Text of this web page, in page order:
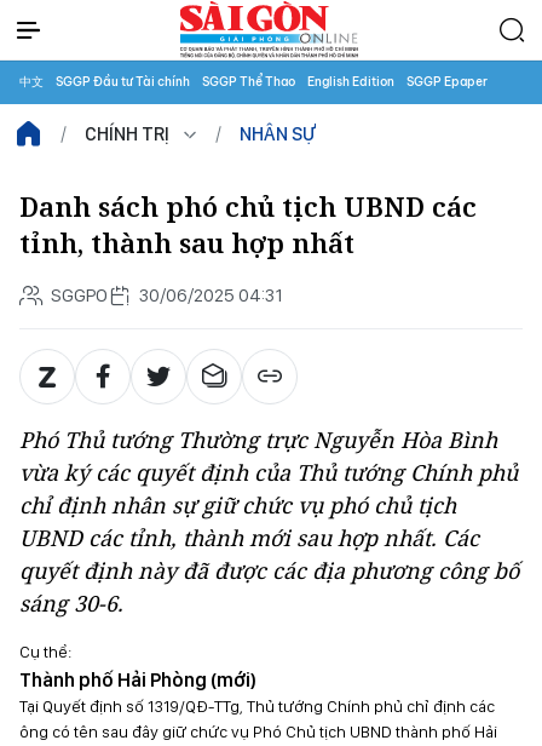
中文 SGGP Đầu tư Tài chính SGGP Thể Thao English Edition SGGP Epaper
CHÍNH TRỊ NHÂN SỰ
Danh sách phó chủ tịch UBND các
tỉnh, thành sau hợp nhất
SGGPO 30/06/2025 04:31
Phó Thủ tướng Thường trực Nguyễn Hòa Bình
vừa ký các quyết định của Thủ tướng Chính phủ
chỉ định nhân sự giữ chức vụ phó chủ tịch
UBND các tỉnh, thành mới sau hợp nhất. Các
quyết định này đã được các địa phương công bố
sáng 30-6.
Cụ thể:
Thành phố Hải Phòng (mới)
Tại Quyết định số 1319/QĐ-TTg, Thủ tướng Chính phủ chỉ định các
ông có tên sau đây giữ chức vụ Phó Chủ tịch UBND thành phố Hải